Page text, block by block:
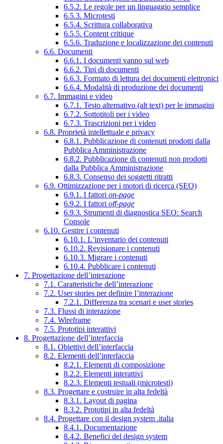
6.5.2. Le regole per un linguaggio semplice
6.5.3. Microtesti
6.5.4. Scrittura collaborativa
6.5.5. Content critique
6.5.6. Traduzione e localizzazione dei contenuti
6.6. Documenti
6.6.1. I documenti vanno sul web
6.6.2. Tipi di documenti
6.6.3. Formato di lettura dei documenti elettronici
6.6.4. Modalità di produzione dei documenti
6.7. Immagini e video
6.7.1. Testo alternativo (alt text) per le immagini
6.7.2. Sottotitoli per i video
6.7.3. Trascrizioni per i video
6.8. Proprietà intellettuale e privacy
6.8.1. Pubblicazione di contenuti prodotti dalla
Pubblica Amministrazione
6.8.2. Pubblicazione di contenuti non prodotti
dalla Pubblica Amministrazione
6.8.3. Consenso dei soggetti ritratti
6.9. Ottimizzazione per i motori di ricerca (SEO)
6.9.1. I fattori on-page
6.9.2. I fattori off-page
6.9.3. Strumenti di diagnostica SEO: Search
Console
6.10. Gestire i contenuti
6.10.1. L’inventario dei contenuti
6.10.2. Revisionare i contenuti
6.10.3. Migrare i contenuti
6.10.4. Pubblicare i contenuti
7. Progettazione dell’interazione
7.1. Caratteristiche dell’interazione
7.2. User stories per definire l’interazione
7.2.1. Differenza tra scenari e user stories
7.3. Flussi di interazione
7.4. Wireframe
7.5. Prototipi interattivi
8. Progettazione dell’interfaccia
8.1. Obiettivi dell’interfaccia
8.2. Elementi dell’interfaccia
8.2.1. Elementi di composizione
8.2.2. Elementi interattivi
8.2.3. Elementi testuali (microtesti)
8.3. Progettare e costruire in alta fedeltà
8.3.1. Layout di pagina
8.3.2. Prototipi in alta fedeltà
8.4. Progettare con il design system .italia
8.4.1. Documentazione
8.4.2. Benefici del design system